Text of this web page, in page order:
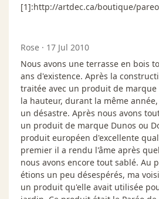
[1]:http://artdec.ca/boutique/pareo
Rose · 17 Jul 2010
Nous avons une terrasse en bois
ans d'existence. Après la
traitée avec un produit de marque
la hauteur, durant la même
un désastre. Après nous avons
un produit de marque Dunos ou
produit européen d'excellente
premier il a rendu l'âme après
nous avons encore tout sablé. Au
étions un peu désespérés, ma
un produit qu'elle avait utilisée